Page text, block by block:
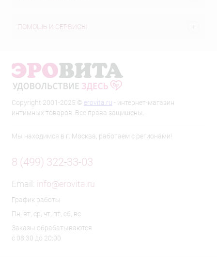
ПОМОЩЬ И СЕРВИСЫ
Copyright 2001-2025 © erovita.ru - интернет-магазин
интимных товаров. Все права защищены.
Мы находимся в г. Москва, работаем с регионами!
8 (499) 322-33-03
Email: info@erovita.ru
График работы
Пн, вт, ср, чт, пт, сб, вс
Заказы обрабатываются
с 08:30 до 20:00